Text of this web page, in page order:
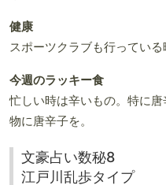
健康
スポーツクラブも行ってい
今週のラッキー食
忙しい時は辛いもの。特に
物に唐辛子を。
文豪占い数秘8
江戸川乱歩タイプ